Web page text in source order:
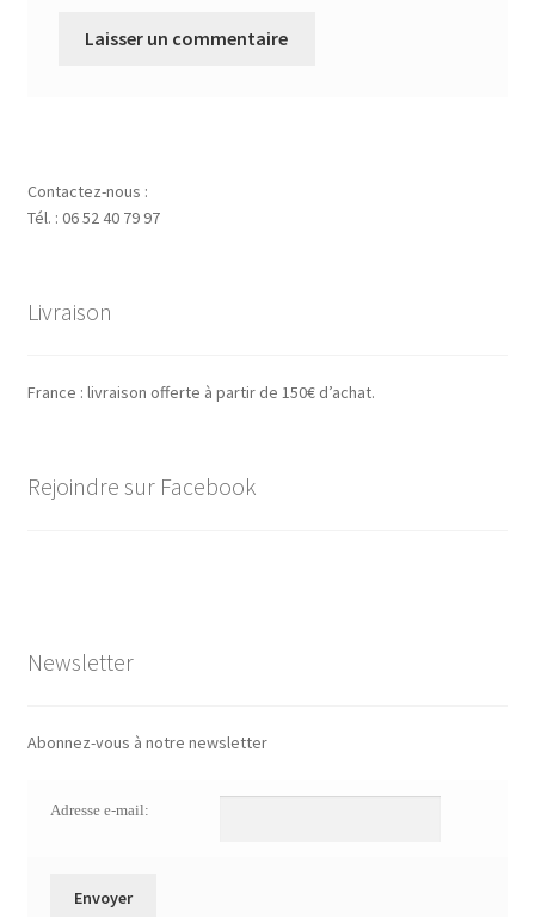
Contactez-nous :
Tél. : 06 52 40 79 97
Livraison
France : livraison offerte à partir de 150€ d’achat.
Rejoindre sur Facebook
Newsletter
Abonnez-vous à notre newsletter
Adresse e-mail: